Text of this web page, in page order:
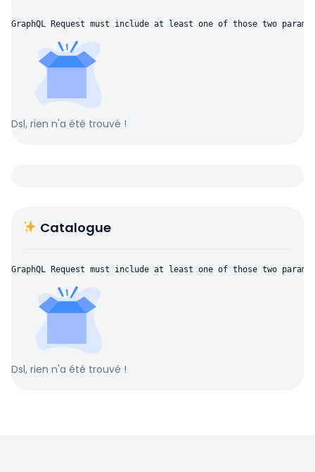
GraphQL Request must include at least one of those two
Dsl, rien n'a été trouvé !
Catalogue
GraphQL Request must include at least one of those two
Dsl, rien n'a été trouvé !